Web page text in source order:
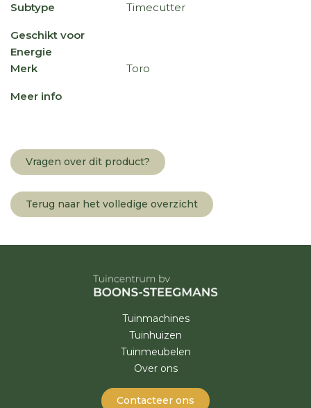
Subtype Timecutter
Geschikt voor
Energie
Merk
Toro
Meer info
Vragen over dit product?
Terug naar het volledige overzicht
Tuinmachines
Tuinhuizen
Tuinmeubelen
Over ons
Contacteer ons